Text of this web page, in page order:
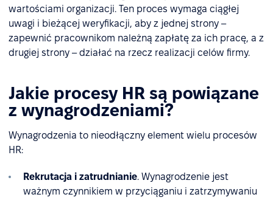
wartościami organizacji. Ten proces wymaga ciągłej
uwagi i bieżącej weryfikacji, aby z jednej strony –
zapewnić pracownikom należną zapłatę za ich pracę, a z
drugiej strony – działać na rzecz realizacji celów firmy.
Jakie procesy HR są powiązane
z wynagrodzeniami?
Wynagrodzenia to nieodłączny element wielu procesów
HR:
Rekrutacja i zatrudnianie. Wynagrodzenie jest
ważnym czynnikiem w przyciąganiu i zatrzymywaniu